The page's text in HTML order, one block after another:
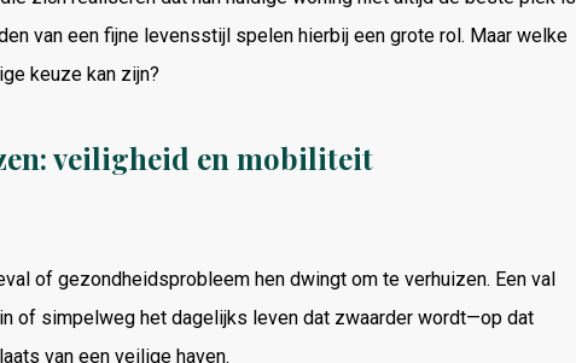
van een fijne levensstijl spelen hierbij een grote rol. Maar welke
keuze kan zijn?
veiligheid en mobiliteit
of gezondheidsprobleem hen dwingt om te verhuizen. Een val
of simpelweg het dagelijks leven dat zwaarder wordt—op dat
van een veilige haven.